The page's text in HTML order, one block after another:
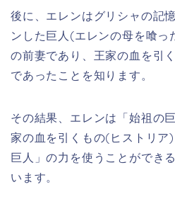
後に、エレンはグリシャの記
ンした巨人(エレンの母を喰っ
の前妻であり、王家の血を引
であったことを知ります。
その結果、エレンは「始祖の
家の血を引くもの(ヒストリア
巨人」の力を使うことができ
います。